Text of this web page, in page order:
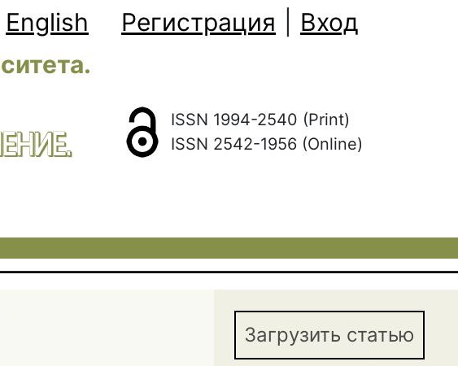
English Регистрация
Вход
ISSN 1994-2540 (Print)
ISSN 2542-1956 (Online)
Загрузить статью